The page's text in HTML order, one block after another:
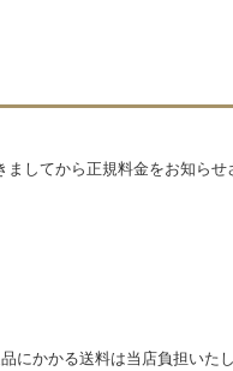
してから正規料金をお知らせ
にかかる送料は当店負担いた